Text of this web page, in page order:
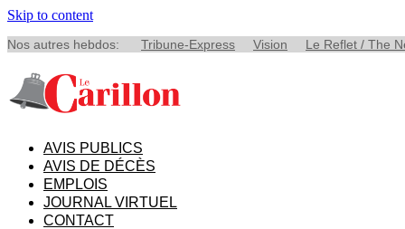
Skip to content
Nos autres hebdos: Tribune-Express Vision Le Reflet / The
AVIS PUBLICS
AVIS DE DÉCÈS
EMPLOIS
JOURNAL VIRTUEL
CONTACT